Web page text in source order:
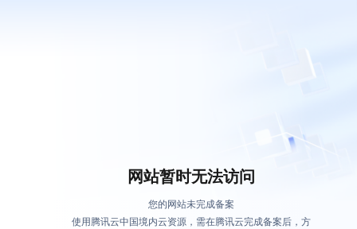
网站暂时无法访问
您的网站未完成备案
使用腾讯云中国境内云资源，需在腾讯云完成备案后，方